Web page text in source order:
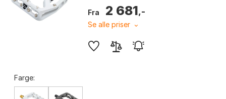
Fra 2 681,-
Se alle priser
Farge: